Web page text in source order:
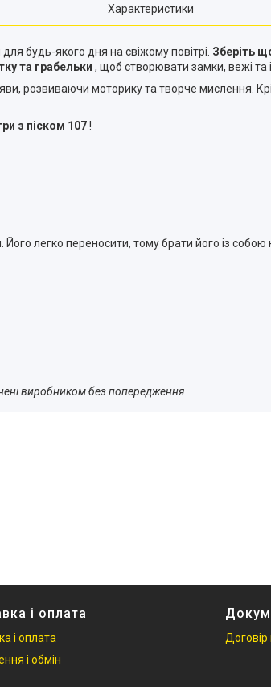
Характеристики
будь-якого дня на свіжому повітрі. Зберіть
та грабельки , щоб створювати замки, вежі та
розвиваючи моторику та творче мислення.
з піском 107!
легко переносити, тому брати його із
виробником без попередження
і оплата
і оплата
і обмін
Договір